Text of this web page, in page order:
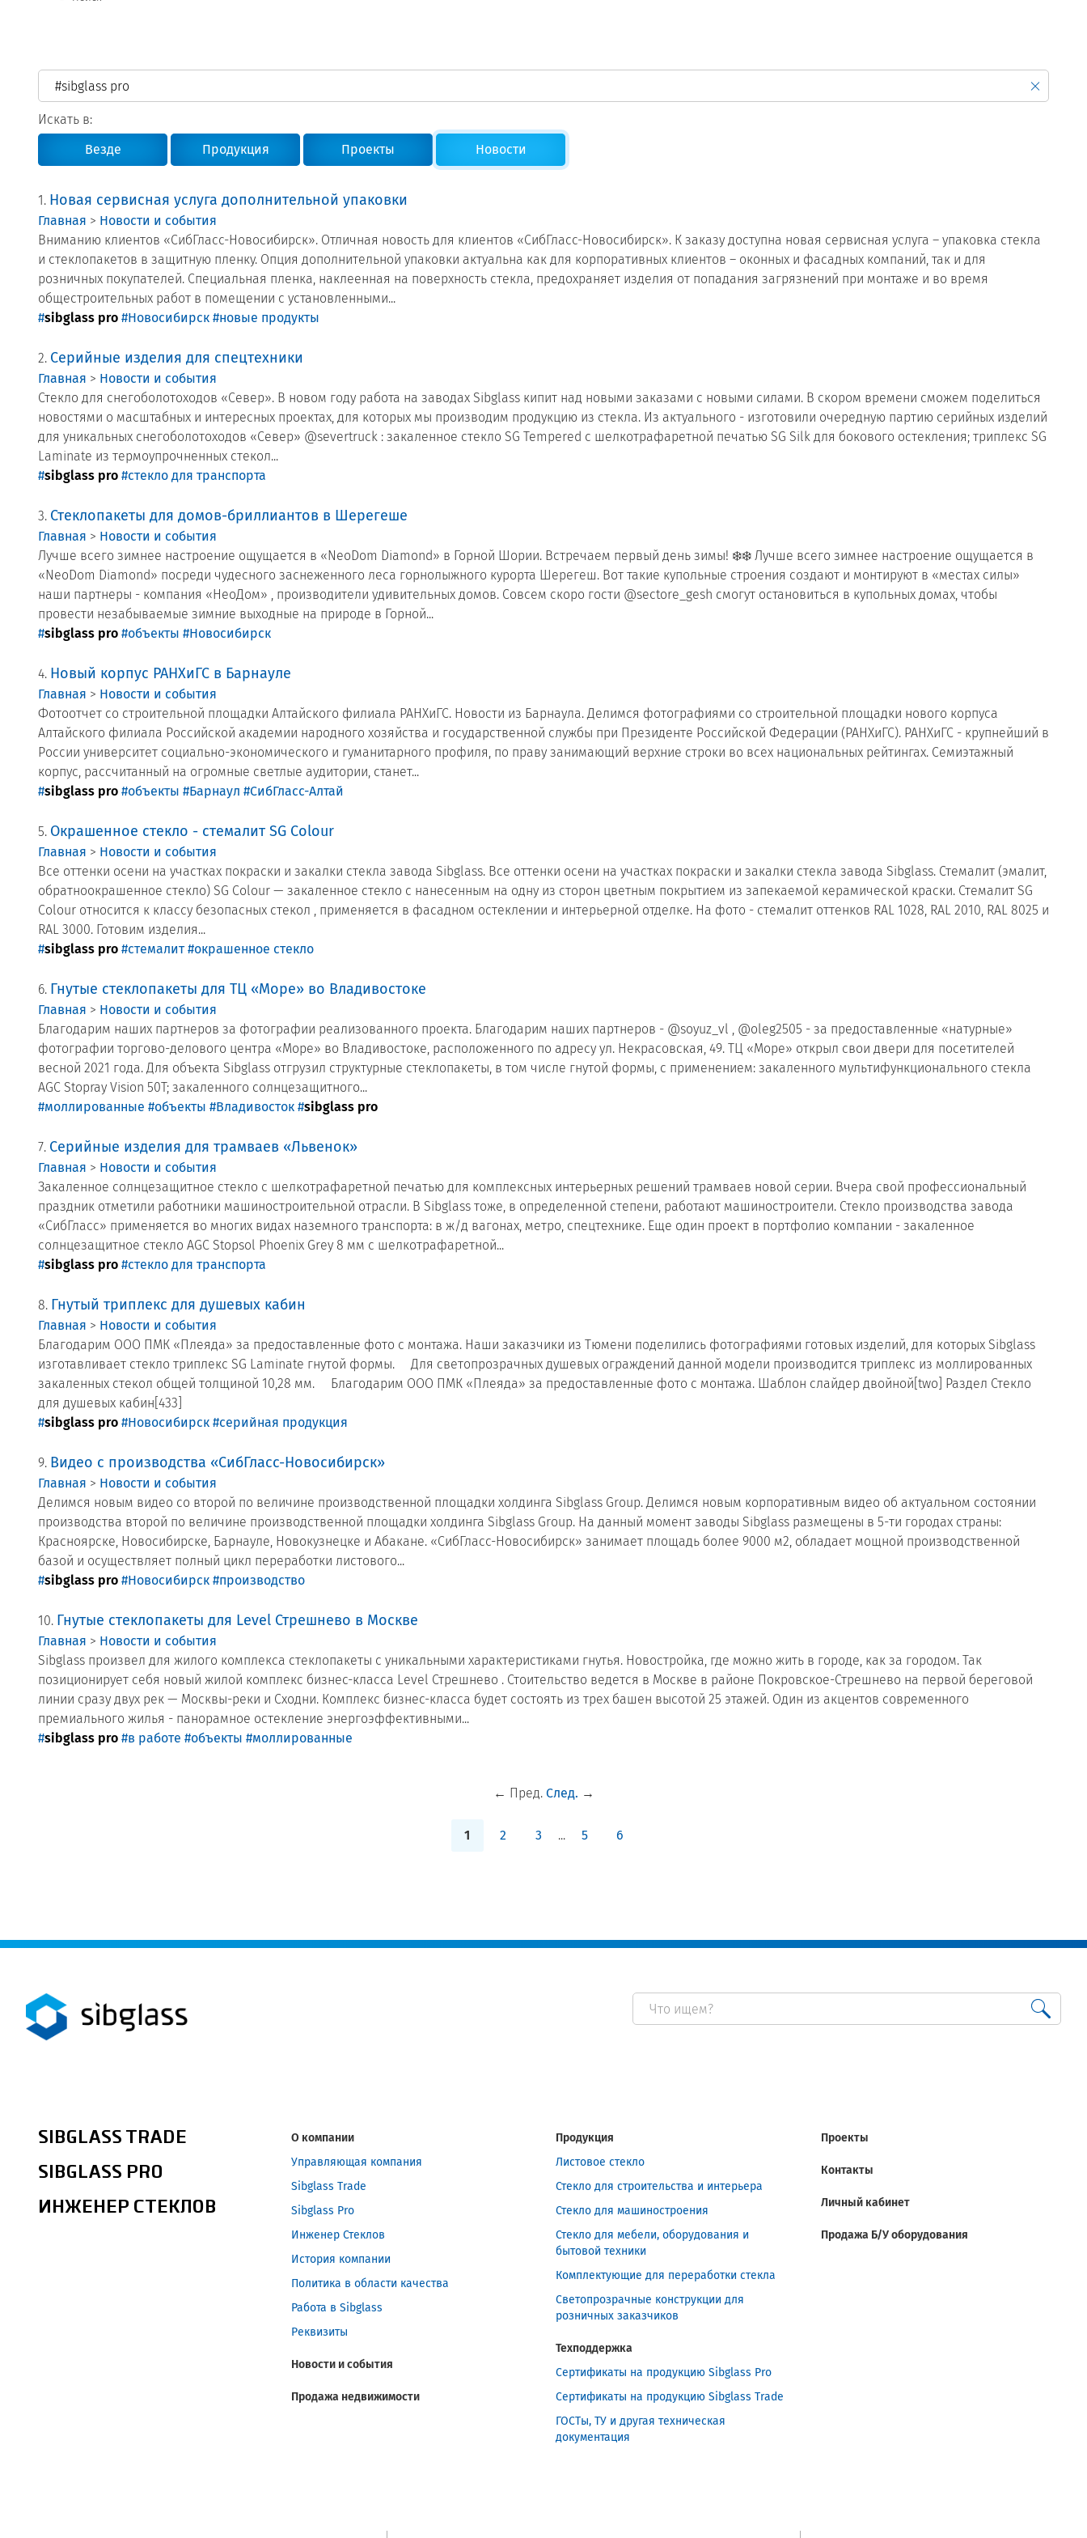
Продажа недвижимости
Искать в:
Везде
Продукция Проекты Новости
1. Новая сервисная услуга дополнительной упаковки
Главная > Новости и события
Вниманию клиентов «СибГласс-Новосибирск». Отличная новость для клиентов «СибГласс-Новосибирск». К заказу доступна новая сервисная услуга – упаковка стекла
и стеклопакетов в защитную пленку. Опция дополнительной упаковки актуальна как для корпоративных клиентов – оконных и фасадных компаний, так и для
розничных покупателей. Специальная пленка, наклеенная на поверхность стекла, предохраняет изделия от попадания загрязнений при монтаже и во время
общестроительных работ в помещении с установленными...
#sibglass pro #Новосибирск #новые продукты
2. Серийные изделия для спецтехники
Главная > Новости и события
Стекло для снегоболотоходов «Север». В новом году работа на заводах Sibglass кипит над новыми заказами с новыми силами. В скором времени сможем поделиться
новостями о масштабных и интересных проектах, для которых мы производим продукцию из стекла. Из актуального - изготовили очередную партию серийных изделий
для уникальных снегоболотоходов «Север» @severtruck : закаленное стекло SG Tempered с шелкотрафаретной печатью SG Silk для бокового остекления; триплекс SG
Laminate из термоупрочненных стекол...
#sibglass pro #стекло для транспорта
3. Стеклопакеты для домов-бриллиантов в Шерегеше
Главная > Новости и события
Лучше всего зимнее настроение ощущается в «NeoDom Diamond» в Горной Шории. Встречаем первый день зимы! ❄️❄️ Лучше всего зимнее настроение ощущается в
«NeoDom Diamond» посреди чудесного заснеженного леса горнолыжного курорта Шерегеш. Вот такие купольные строения создают и монтируют в «местах силы»
наши партнеры - компания «НеоДом» , производители удивительных домов. Совсем скоро гости @sectore_gesh смогут остановиться в купольных домах, чтобы
провести незабываемые зимние выходные на природе в Горной...
#sibglass pro #объекты #Новосибирск
4. Новый корпус РАНХиГС в Барнауле
Главная > Новости и события
Фотоотчет со строительной площадки Алтайского филиала РАНХиГС. Новости из Барнаула. Делимся фотографиями со строительной площадки нового корпуса
Алтайского филиала Российской академии народного хозяйства и государственной службы при Президенте Российской Федерации (РАНХиГС). РАНХиГС - крупнейший в
России университет социально-экономического и гуманитарного профиля, по праву занимающий верхние строки во всех национальных рейтингах. Семиэтажный
корпус, рассчитанный на огромные светлые аудитории, станет...
#sibglass pro #объекты #Барнаул #СибГласс-Алтай
5. Окрашенное стекло - стемалит SG Colour
Главная > Новости и события
Все оттенки осени на участках покраски и закалки стекла завода Sibglass. Все оттенки осени на участках покраски и закалки стекла завода Sibglass. Стемалит (эмалит,
обратноокрашенное стекло) SG Colour — закаленное стекло с нанесенным на одну из сторон цветным покрытием из запекаемой керамической краски. Стемалит SG
Colour относится к классу безопасных стекол , применяется в фасадном остеклении и интерьерной отделке. На фото - стемалит оттенков RAL 1028, RAL 2010, RAL 8025 и
RAL 3000. Готовим изделия...
#sibglass pro #стемалит #окрашенное стекло
6. Гнутые стеклопакеты для ТЦ «Море» во Владивостоке
Главная > Новости и события
Благодарим наших партнеров за фотографии реализованного проекта. Благодарим наших партнеров - @soyuz_vl , @oleg2505 - за предоставленные «натурные»
фотографии торгово-делового центра «Море» во Владивостоке, расположенного по адресу ул. Некрасовская, 49. ТЦ «Море» открыл свои двери для посетителей
весной 2021 года. Для объекта Sibglass отгрузил структурные стеклопакеты, в том числе гнутой формы, с применением: закаленного мультифункционального стекла
AGC Stopray Vision 50T; закаленного солнцезащитного...
#моллированные #объекты #Владивосток #sibglass pro
7. Серийные изделия для трамваев «Львенок»
Главная > Новости и события
Закаленное солнцезащитное стекло с шелкотрафаретной печатью для комплексных интерьерных решений трамваев новой серии. Вчера свой профессиональный
праздник отметили работники машиностроительной отрасли. В Sibglass тоже, в определенной степени, работают машиностроители. Стекло производства завода
«СибГласс» применяется во многих видах наземного транспорта: в ж/д вагонах, метро, спецтехнике. Еще один проект в портфолио компании - закаленное
солнцезащитное стекло AGC Stopsol Phoenix Grey 8 мм с шелкотрафаретной...
#sibglass pro #стекло для транспорта
8. Гнутый триплекс для душевых кабин
Главная > Новости и события
Благодарим ООО ПМК «Плеяда» за предоставленные фото с монтажа. Наши заказчики из Тюмени поделились фотографиями готовых изделий, для которых Sibglass
изготавливает стекло триплекс SG Laminate гнутой формы. ⠀ Для светопрозрачных душевых ограждений данной модели производится триплекс из моллированных
закаленных стекол общей толщиной 10,28 мм. ⠀ Благодарим ООО ПМК «Плеяда» за предоставленные фото с монтажа. Шаблон слайдер двойной[two] Раздел Стекло
для душевых кабин[433]
#sibglass pro #Новосибирск #серийная продукция
9. Видео с производства «СибГласс-Новосибирск»
Главная > Новости и события
Делимся новым видео со второй по величине производственной площадки холдинга Sibglass Group. Делимся новым корпоративным видео об актуальном состоянии
производства второй по величине производственной площадки холдинга Sibglass Group. На данный момент заводы Sibglass размещены в 5-ти городах страны:
Красноярске, Новосибирске, Барнауле, Новокузнецке и Абакане. «СибГласс-Новосибирск» занимает площадь более 9000 м2, обладает мощной производственной
базой и осуществляет полный цикл переработки листового...
#sibglass pro #Новосибирск #производство
10. Гнутые стеклопакеты для Level Стрешнево в Москве
Главная > Новости и события
Sibglass произвел для жилого комплекса стеклопакеты с уникальными характеристиками гнутья. Новостройка, где можно жить в городе, как за городом. Так
позиционирует себя новый жилой комплекс бизнес-класса Level Стрешнево . Стоительство ведется в Москве в районе Покровское-Стрешнево на первой береговой
линии сразу двух рек — Москвы-реки и Сходни. Комплекс бизнес-класса будет состоять из трех башен высотой 25 этажей. Один из акцентов современного
премиального жилья - панорамное остекление энергоэффективными...
#sibglass pro #в работе #объекты #моллированные
← Пред. След. →
1 2 3 ... 5 6
SIBGLASS TRADE
SIBGLASS PRO
ИНЖЕНЕР СТЕКЛОВ
О компании
Управляющая компания
Sibglass Trade
Sibglass Pro
Инженер Стеклов
История компании
Политика в области качества
Работа в Sibglass
Реквизиты
Новости и события
Продажа недвижимости
Продукция
Листовое стекло
Стекло для строительства и интерьера
Стекло для машиностроения
Стекло для мебели, оборудования и
бытовой техники
Комплектующие для переработки стекла
Светопрозрачные конструкции для
розничных заказчиков
Техподдержка
Сертификаты на продукцию Sibglass Pro
Сертификаты на продукцию Sibglass Trade
ГОСТы, ТУ и другая техническая
документация
Проекты
Контакты
Личный кабинет
Продажа Б/У оборудования